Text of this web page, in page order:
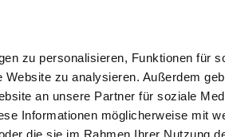
zu personalisieren, Funktionen für
zu analysieren. Außerdem
an unsere Partner für soziale
Informationen möglicherweise mit
Kostenfreie
Beratung